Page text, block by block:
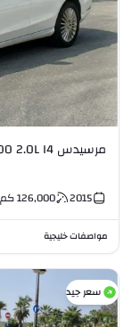
مرسيدس C200 2.0L I4
2015
126,000كم
مواصفات خليجية
سعر جيد